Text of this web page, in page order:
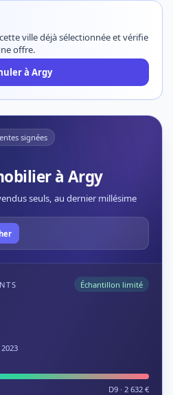
ville déjà sélectionnée et vérifie
offre.
à Argy
signées
à Argy
seuls, au dernier millésime
Échantillon limité
D9 · 2 632 €